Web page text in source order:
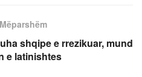
shqipe e rrezikuar, mund
e latinishtes